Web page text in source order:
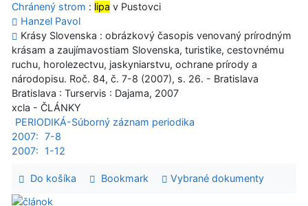
Chránený strom : lipa v Pustovci
Hanzel Pavol
Krásy Slovenska : obrázkový časopis venovaný prírodným
krásam a zaujímavostiam Slovenska, turistike, cestovnému
ruchu, horolezectvu, jaskyniarstvu, ochrane prírody a
národopisu. Roč. 84, č. 7-8 (2007), s. 26. - Bratislava
Bratislava : Turservis : Dajama, 2007
xcla - ČLÁNKY
PERIODIKÁ-Súborný záznam periodika
2007: 7-8
2007:
1-12
Do košíka Bookmark Vybrané dokumenty